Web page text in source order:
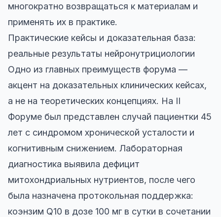
многократно возвращаться к материалам и
применять их в практике.
Практические кейсы и доказательная база:
реальные результаты нейронутрициологии
Одно из главных преимуществ форума —
акцент на доказательных клинических кейсах,
а не на теоретических концепциях. На II
Форуме был представлен случай пациентки 45
лет с синдромом хронической усталости и
когнитивным снижением. Лабораторная
диагностика выявила дефицит
митохондриальных нутриентов, после чего
была назначена протокольная поддержка:
коэнзим Q10 в дозе 100 мг в сутки в сочетании